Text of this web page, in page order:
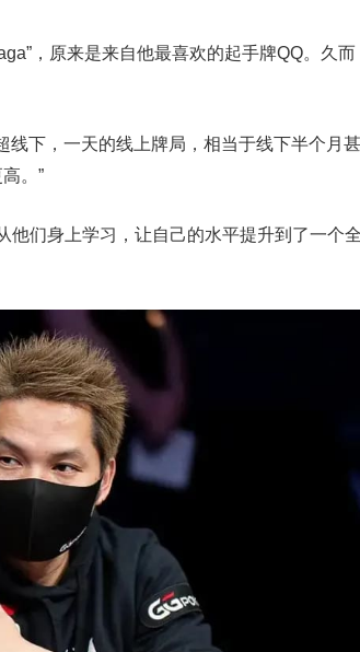
，原来是来自他最喜欢的起手牌QQ。久而
线下，一天的线上牌局，相当于线下半个月甚
。”
他们身上学习，让自己的水平提升到了一个